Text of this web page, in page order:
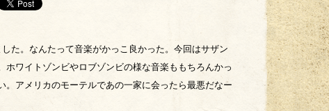
た。なんたって音楽がかっこ良かった。今回はサザン
ホワイトゾンビやロブゾンビの様な音楽ももちろんかっ
アメリカのモーテルであの一家に会ったら最悪だなー